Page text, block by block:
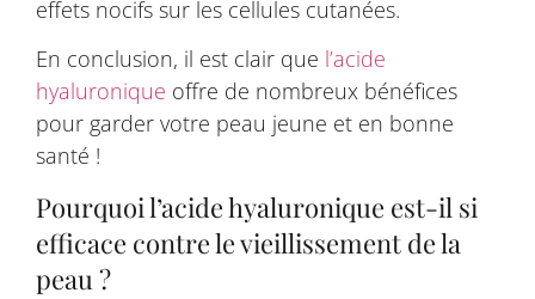
effets nocifs sur les cellules cutanées.
En conclusion, il est clair que l’acide
hyaluronique offre de nombreux bénéfices
pour garder votre peau jeune et en bonne
santé !
Pourquoi l’acide hyaluronique est-il si
efficace contre le vieillissement de la
peau ?